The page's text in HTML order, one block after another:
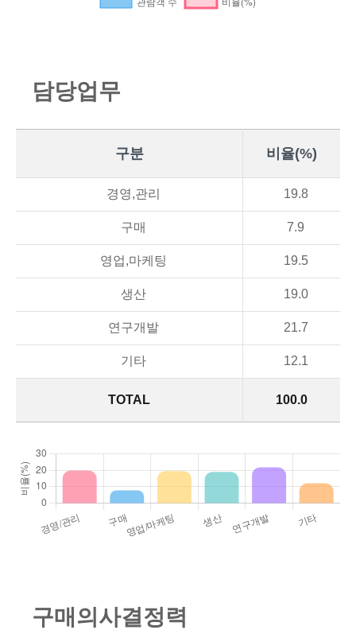
담당업 무
구분 비율(%)
TOTAL 100.0
경영,관리 19.8
구매 7.9
영업,마케팅 19.5
생산 19.0
연구개발 21.7
기타 12.1
구매 의 사결정력